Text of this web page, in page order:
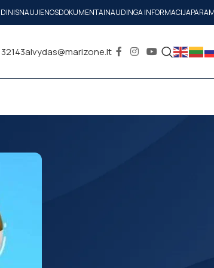
NAUJIENOSDOKUMENTAINAUDINGA INFORMACIJA
alvydas@marizone.lt